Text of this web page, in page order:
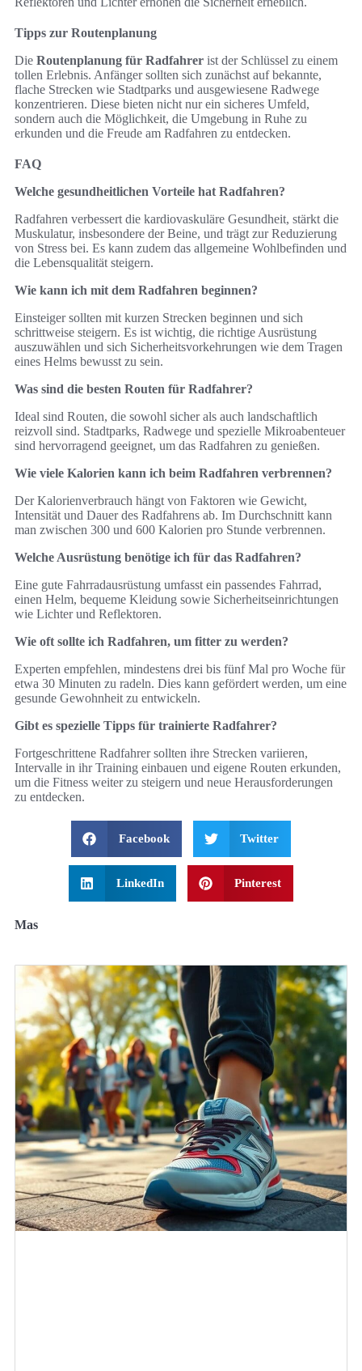
Tipps zur Routenplanung
Die Routenplanung für Radfahrer ist der Schlüssel zu einem
tollen Erlebnis. Anfänger sollten sich zunächst auf bekannte,
flache Strecken wie Stadtparks und ausgewiesene Radwege
konzentrieren. Diese bieten nicht nur ein sicheres Umfeld,
sondern auch die Möglichkeit, die Umgebung in Ruhe zu
erkunden und die Freude am Radfahren zu entdecken.
FAQ
Welche gesundheitlichen Vorteile hat Radfahren?
Radfahren verbessert die kardiovaskuläre Gesundheit, stärkt die
Muskulatur, insbesondere der Beine, und trägt zur Reduzierung
von Stress bei. Es kann zudem das allgemeine Wohlbefinden und
die Lebensqualität steigern.
Wie kann ich mit dem Radfahren beginnen?
Einsteiger sollten mit kurzen Strecken beginnen und sich
schrittweise steigern. Es ist wichtig, die richtige Ausrüstung
auszuwählen und sich Sicherheitsvorkehrungen wie dem Tragen
eines Helms bewusst zu sein.
Was sind die besten Routen für Radfahrer?
Ideal sind Routen, die sowohl sicher als auch landschaftlich
reizvoll sind. Stadtparks, Radwege und spezielle Mikroabenteuer
sind hervorragend geeignet, um das Radfahren zu genießen.
Wie viele Kalorien kann ich beim Radfahren verbrennen?
Der Kalorienverbrauch hängt von Faktoren wie Gewicht,
Intensität und Dauer des Radfahrens ab. Im Durchschnitt kann
man zwischen 300 und 600 Kalorien pro Stunde verbrennen.
Welche Ausrüstung benötige ich für das Radfahren?
Eine gute Fahrradausrüstung umfasst ein passendes Fahrrad,
einen Helm, bequeme Kleidung sowie Sicherheitseinrichtungen
wie Lichter und Reflektoren.
Wie oft sollte ich Radfahren, um fitter zu werden?
Experten empfehlen, mindestens drei bis fünf Mal pro Woche für
etwa 30 Minuten zu radeln. Dies kann gefördert werden, um eine
gesunde Gewohnheit zu entwickeln.
Gibt es spezielle Tipps für trainierte Radfahrer?
Fortgeschrittene Radfahrer sollten ihre Strecken variieren,
Intervalle in ihr Training einbauen und eigene Routen erkunden,
um die Fitness weiter zu steigern und neue Herausforderungen
zu entdecken.
Facebook Twitter
LinkedIn Pinterest
Mas